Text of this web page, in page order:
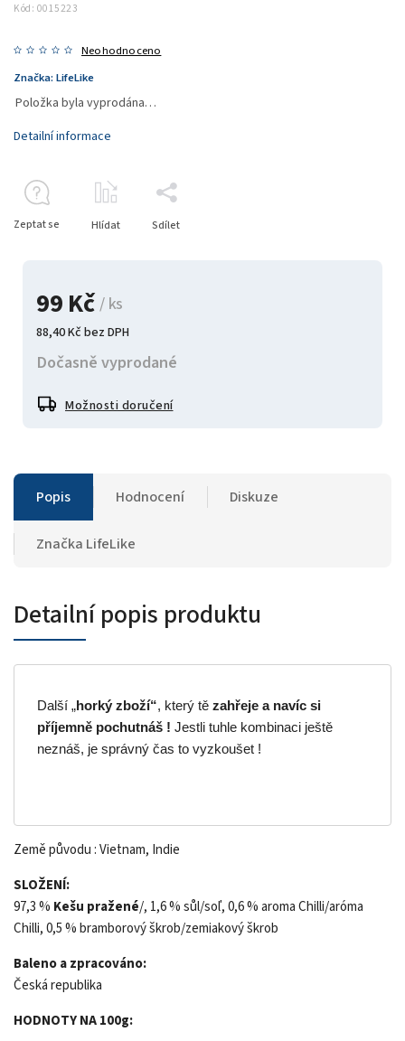
Kód: 0015223
Neohodnoceno
Značka: LifeLike
99 Kč/ ks
88,40 Kč bez DPH
Dočasně vyprodané
Možnosti doručení
Položka byla vyprodána…
Detailní informace
Zeptat se Hlídat Sdílet
Popis Hodnocení Diskuze
Značka LifeLike
Detailní popis produktu
Další „horký zboží“, který tě zahřeje a navíc si
příjemně pochutnáš ! Jestli tuhle kombinaci ještě
neznáš, je správný čas to vyzkoušet !
Země původu : Vietnam, Indie
SLOŽENÍ:
97,3 % Kešu pražené/, 1,6 % sůl/soľ, 0,6 % aroma Chilli/aróma
Chilli, 0,5 % bramborový škrob/zemiakový škrob
Baleno a zpracováno:
Česká republika
HODNOTY NA 100g: